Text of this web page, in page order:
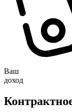
Ваш
доход